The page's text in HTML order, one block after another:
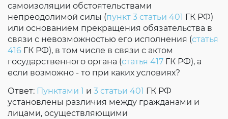
самоизоляции обстоятельствами
непреодолимой силы (пункт 3 статьи 401 ГК РФ)
или основанием прекращения обязательства в
связи с невозможностью его исполнения (статья
416 ГК РФ), в том числе в связи с актом
государственного органа (статья 417 ГК РФ), а
если возможно - то при каких условиях?
Ответ: Пунктами 1 и 3 статьи 401 ГК РФ
установлены различия между гражданами и
лицами, осуществляющими